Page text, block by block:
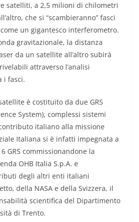
satelliti, a 2,5 milioni di chilometri
che si “scambieranno” fasci
un gigantesco interferometro.
gravitazionale, la distanza
da un satellite all’altro subirà
attraverso l’analisi
i fasci.
è costituito da due GRS
System), complessi sistemi
italiano alla missione
Italiana si è infatti impegnata a
GRS commissionandone la
OHB Italia S.p.A. e
degli altri enti italiani
della NASA e della Svizzera, il
scientifica del Dipartimento
di Trento.